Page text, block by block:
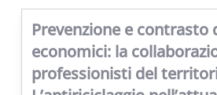
Prevenzione e contrasto
economici: la
professionisti del